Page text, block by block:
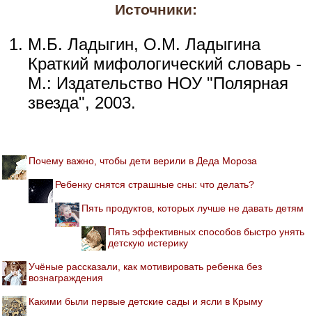
Источники:
М.Б. Ладыгин, О.М. Ладыгина
Краткий мифологический словарь -
М.: Издательство НОУ "Полярная
звезда", 2003.
Почему важно, чтобы дети верили в Деда Мороза
Ребенку снятся страшные сны: что делать?
Пять продуктов, которых лучше не давать детям
Пять эффективных способов быстро унять
детскую истерику
Учёные рассказали, как мотивировать ребенка без
вознаграждения
Какими были первые детские сады и ясли в Крыму